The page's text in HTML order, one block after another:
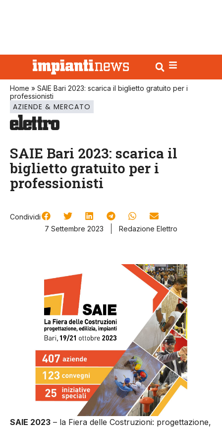
Home » SAIE Bari 2023: scarica il biglietto gratuito per i
professionisti
AZIENDE & MERCATO
SAIE Bari 2023: scarica il
biglietto gratuito per i
professionisti
Condividi
7 Settembre 2023
Redazione Elettro
SAIE 2023 – la Fiera delle Costruzioni: progettazione,